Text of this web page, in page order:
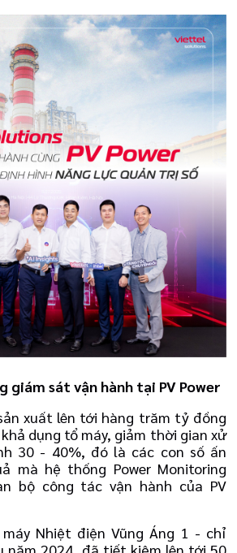
sát vận hành tại PV Power
xuất lên tới hàng trăm tỷ đồng
dụng tổ máy, giảm thời gian xử
30 - 40%, đó là các con số ấn
mà hệ thống Power Monitoring
bộ công tác vận hành của PV
Nhiệt điện Vũng Áng 1 - chỉ